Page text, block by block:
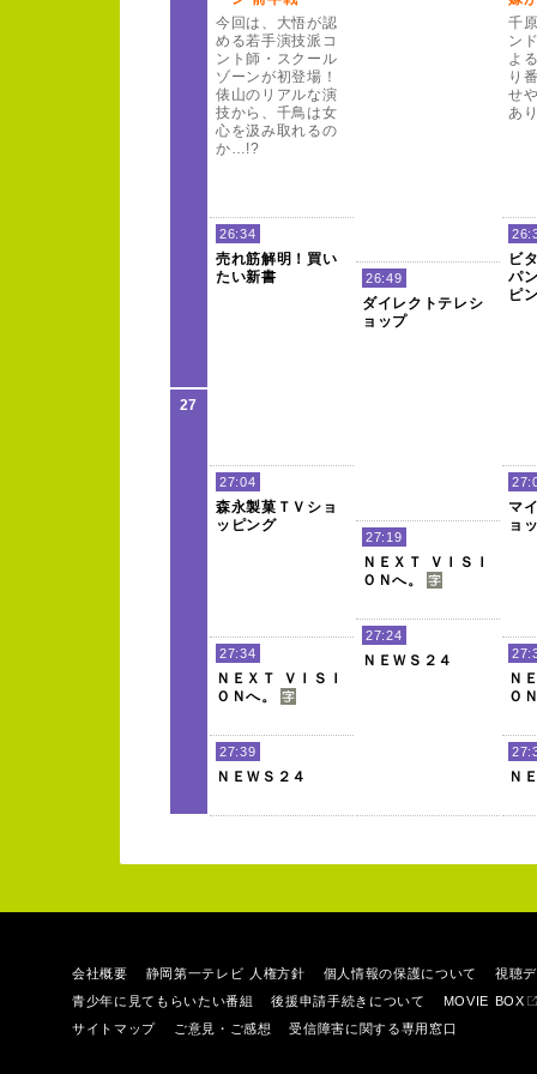
今回は、
大悟が認
める若手演技派コ
ント師・スクー ル
ゾーンが初登場！
俵山のリアルな演
技から、 千鳥は女
心を汲み取れるの
か…!?
千
ン
よ
り
せ
あ
26:34
売れ筋解明！ 買い
たい新書
ビ
パ
ピ
26:49
ダイレクトテレシ
ョップ
27
27:04
森永製菓Ｔ Ｖ ショ
ッピング
マ
ョ
27:19
Ｎ Ｅ Ｘ Ｔ Ｖ Ｉ Ｓ
Ｉ
Ｏ Ｎへ。
27:24
Ｎ Ｅ Ｗ Ｓ ２ ４
27:34
Ｎ Ｅ Ｘ Ｔ Ｖ Ｉ Ｓ
Ｉ
Ｏ Ｎへ。
Ｎ
Ｏ
27:39
Ｎ Ｅ Ｗ Ｓ ２ ４ Ｎ
会社概要 静岡第一テレビ 人権方針 個人情報の保護について
視聴
青少年に見てもらいたい番組
後援申請手続きについて
MOVIE BOX
サイトマップ
ご意見・ご感想 受信障害に関する専用窓口